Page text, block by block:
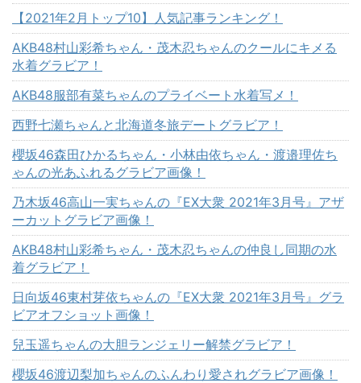
【2021年2月トップ10】人気記事ランキング！
AKB48村山彩希ちゃん・茂木忍ちゃんのクールにキメる
水着グラビア！
AKB48服部有菜ちゃんのプライベート水着写メ！
西野七瀬ちゃんと北海道冬旅デートグラビア！
櫻坂46森田ひかるちゃん・小林由依ちゃん・渡邉理佐ち
ゃんの光あふれるグラビア画像！
乃木坂46高山一実ちゃんの『EX大衆 2021年3月号』アザ
ーカットグラビア画像！
AKB48村山彩希ちゃん・茂木忍ちゃんの仲良し同期の水
着グラビア！
日向坂46東村芽依ちゃんの『EX大衆 2021年3月号』グラ
ビアオフショット画像！
兒玉遥ちゃんの大胆ランジェリー解禁グラビア！
櫻坂46渡辺梨加ちゃんのふんわり愛されグラビア画像！